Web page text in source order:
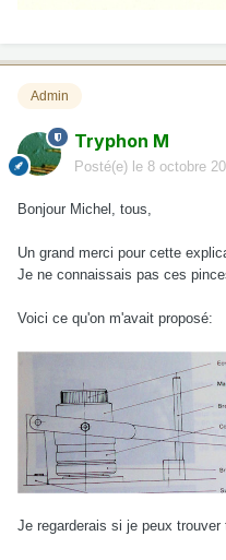
Admin
Tryphon M
Posté(e) le 8 octobre
Bonjour Michel, tous,
Un grand merci pour cette
Je ne connaissais pas ces
Voici ce qu'on m'avait proposé:
Je regarderais si je peux